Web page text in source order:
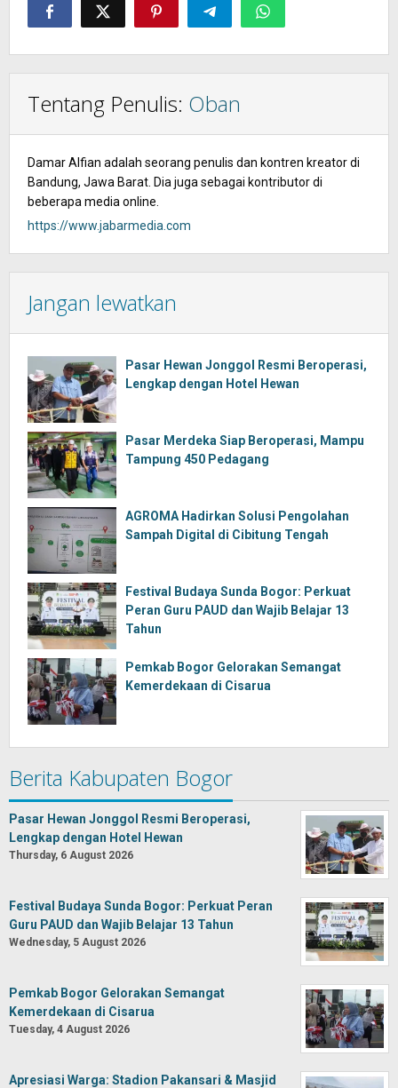
Tentang Penulis: Oban
Damar Alfian adalah seorang penulis dan kontren kreator di
Bandung, Jawa Barat. Dia juga sebagai kontributor di
beberapa media online.
https://www.jabarmedia.com
Jangan lewatkan
Pasar Hewan Jonggol Resmi Beroperasi,
Lengkap dengan Hotel Hewan
Pasar Merdeka Siap Beroperasi, Mampu
Tampung 450 Pedagang
AGROMA Hadirkan Solusi Pengolahan
Sampah Digital di Cibitung Tengah
Festival Budaya Sunda Bogor: Perkuat
Peran Guru PAUD dan Wajib Belajar 13
Tahun
Pemkab Bogor Gelorakan Semangat
Kemerdekaan di Cisarua
Berita Kabupaten Bogor
Pasar Hewan Jonggol Resmi Beroperasi,
Lengkap dengan Hotel Hewan
Thursday, 6 August 2026
Festival Budaya Sunda Bogor: Perkuat Peran
Guru PAUD dan Wajib Belajar 13 Tahun
Wednesday, 5 August 2026
Pemkab Bogor Gelorakan Semangat
Kemerdekaan di Cisarua
Tuesday, 4 August 2026
Apresiasi Warga: Stadion Pakansari & Masjid